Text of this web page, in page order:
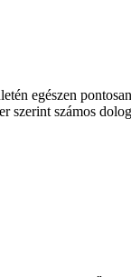
egészen
számos